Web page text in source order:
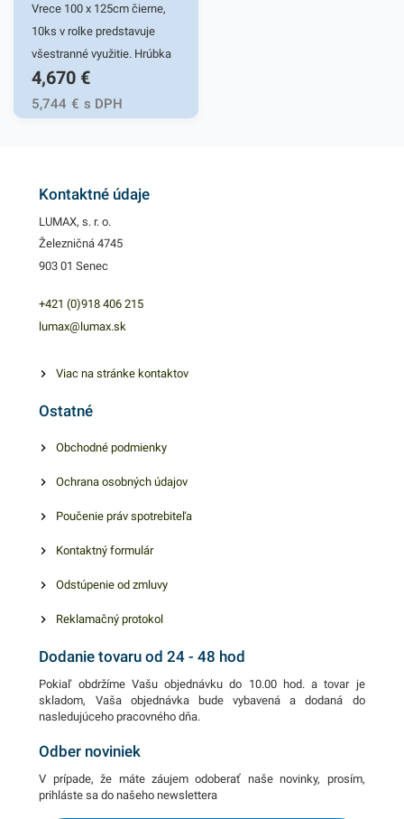
Vrece 100 x 125cm čierne,
10ks v rolke predstavuje
všestranné využitie. Hrúbka
vreca je 55 mikrónov.
Odpadkové vrecia 100 x
125cm sú vysoko flexibilné a
svoj tvar obrysom odpadkov
pretrhnutia. Vrecia majú
uplatnenie nájdu i v
domácnosti, ako aj v rôznych
Využiť ich môžete aj na
oblečenia alebo počas
pred navlhnutím či
4,670 €
5,744 € s DPH
Kontaktné údaje
LUMAX, s. r. o.
Železničná 4745
903 01 Senec
+421 (0)918 406 215
lumax@lumax.sk
Viac na stránke kontaktov
Ostatné
Obchodné podmienky
Ochrana osobných údajov
Poučenie práv spotrebiteľa
Kontaktný formulár
Odstúpenie od zmluvy
Reklamačný protokol
Dodanie tovaru od 24 - 48 hod
Pokiaľ obdržíme Vašu objednávku do 10.00 hod. a tovar je
skladom, Vaša objednávka bude vybavená a dodaná do
nasledujúceho pracovného dňa.
Odber noviniek
V prípade, že máte záujem odoberať naše novinky, prosím,
prihláste sa do našeho newslettera